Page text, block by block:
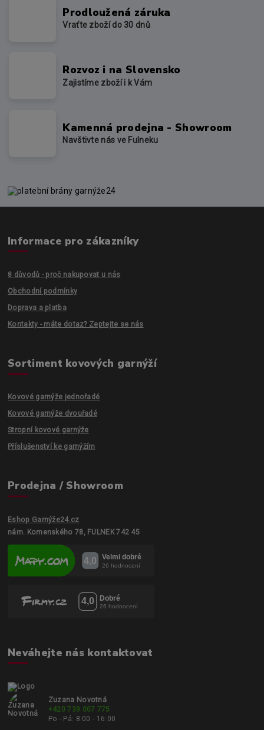
Prodloužená záruka
Vraťte zboží do 30 dnů
Rozvoz i na Slovensko
Zajistíme zboží i k Vám
Kamenná prodejna - Showroom
Navštivte nás ve Fulneku
Informace pro zákazníky
8 důvodů - proč nakupovat u nás
Obchodní podmínky
Doprava a platba
Kontakty - máte dotaz? Zeptejte se nás
Sortiment kovových garnýží
Kovové garnýže jednořadé
Kovové garnýže dvouřadé
Stropní kovové garnýže
Příslušenství ke garnýžím
Prodejna / Showroom
Eshop Garnýže24.cz
nám. Komenského 78, FULNEK 742 45
Neváhejte nás kontaktovat
Zuzana Novotná
+420 739 007 775
Po - Pá: 8:00 - 16:00